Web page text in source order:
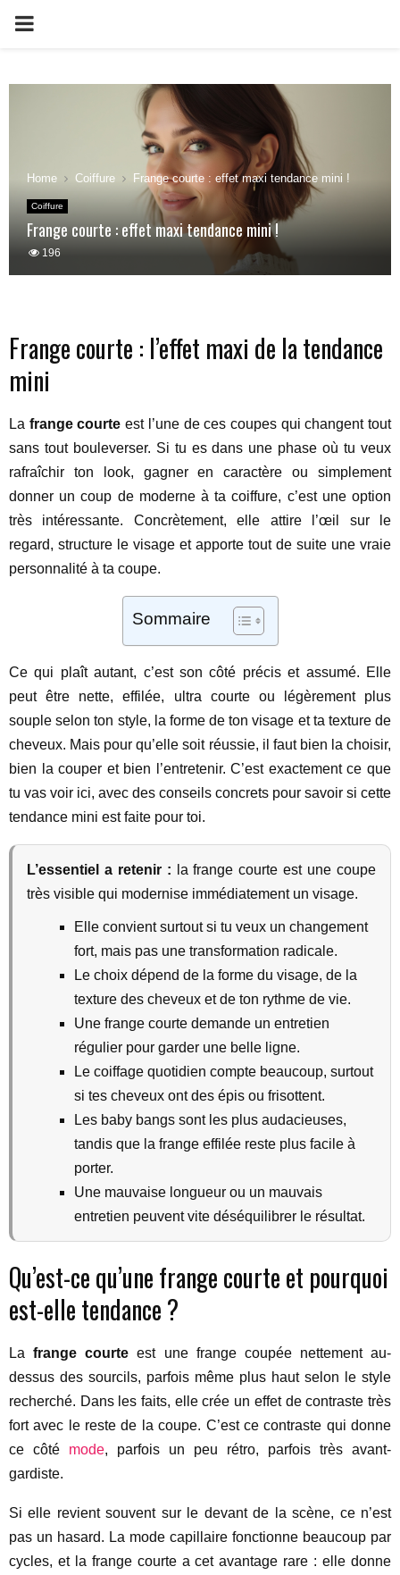
PRIMARY
Home Coiffure Frange courte : effet maxi tendance mini !
Coiffure
Frange courte : effet maxi tendance mini !
196
Frange courte : l’effet maxi de la tendance
mini
La frange courte est l’une de ces coupes qui changent tout
sans tout bouleverser. Si tu es dans une phase où tu veux
rafraîchir ton look, gagner en caractère ou simplement
donner un coup de moderne à ta coiffure, c’est une option
très intéressante. Concrètement, elle attire l’œil sur le
regard, structure le visage et apporte tout de suite une vraie
personnalité à ta coupe.
Sommaire
Ce qui plaît autant, c’est son côté précis et assumé. Elle
peut être nette, effilée, ultra courte ou légèrement plus
souple selon ton style, la forme de ton visage et ta texture de
cheveux. Mais pour qu’elle soit réussie, il faut bien la choisir,
bien la couper et bien l’entretenir. C’est exactement ce que
tu vas voir ici, avec des conseils concrets pour savoir si cette
tendance mini est faite pour toi.
L’essentiel a retenir : la frange courte est une coupe
très visible qui modernise immédiatement un visage.
Elle convient surtout si tu veux un changement
fort, mais pas une transformation radicale.
Le choix dépend de la forme du visage, de la
texture des cheveux et de ton rythme de vie.
Une frange courte demande un entretien
régulier pour garder une belle ligne.
Le coiffage quotidien compte beaucoup, surtout
si tes cheveux ont des épis ou frisottent.
Les baby bangs sont les plus audacieuses,
tandis que la frange effilée reste plus facile à
porter.
Une mauvaise longueur ou un mauvais
entretien peuvent vite déséquilibrer le résultat.
Qu’est-ce qu’une frange courte et pourquoi
est-elle tendance ?
Lafrange courte est une frange coupée nettement au-
dessus des sourcils, parfois même plus haut selon le style
recherché. Dans les faits, elle crée un effet de contraste très
fort avec le reste de la coupe. C’est ce contraste qui donne
ce côté mode, parfois un peu rétro, parfois très avant-
gardiste.
Si elle revient souvent sur le devant de la scène, ce n’est
pas un hasard. La mode capillaire fonctionne beaucoup par
cycles, et la frange courte a cet avantage rare : elle donne